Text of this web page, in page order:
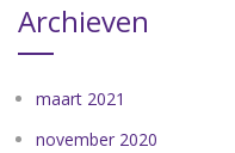
Archieven
maart 2021
november 2020